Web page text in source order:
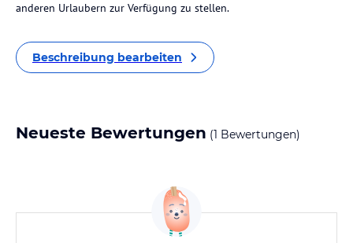
anderen Urlaubern zur Verfügung zu stellen.
Beschreibung bearbeiten
Neueste Bewertungen (1 Bewertungen)